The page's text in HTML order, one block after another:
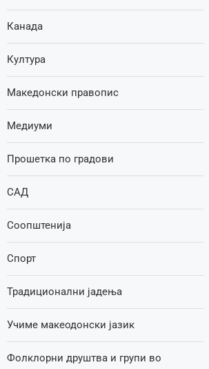
Канада
Култура
Македонски правопис
Медиуми
Прошетка по градови
САД
Соопштенија
Спорт
Традиционални јадења
Учиме макеодонски јазик
Фолклорни друштва и групи во